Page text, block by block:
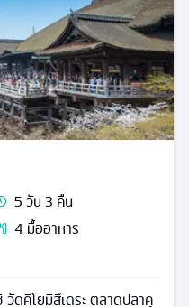
5วัน3 คืน
4 มื้ออาหาร
วัดคิโยมิสึเดระ ตลาดปลาคุ